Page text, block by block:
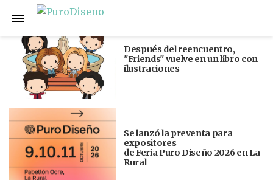
Anterior
Después del reencuentro,
"Friends" vuelve en un libro con
ilustraciones
Se lanzó la preventa para
expositores
de Feria Puro Diseño 2026 en La
Rural
Siguiente